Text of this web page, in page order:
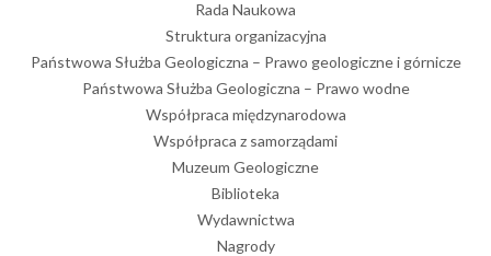
Rada Naukowa
Struktura organizacyjna
Państwowa Służba Geologiczna – Prawo geologiczne i górnicze
Państwowa Służba Geologiczna – Prawo wodne
Współpraca międzynarodowa
Współpraca z samorządami
Muzeum Geologiczne
Biblioteka
Wydawnictwa
Nagrody